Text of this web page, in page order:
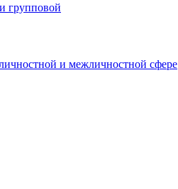
групповой
и межличностной сфере